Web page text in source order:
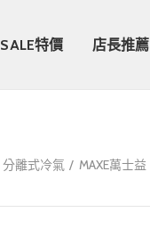
SALE特價 店長推薦
分離式冷氣 MAXE萬士益